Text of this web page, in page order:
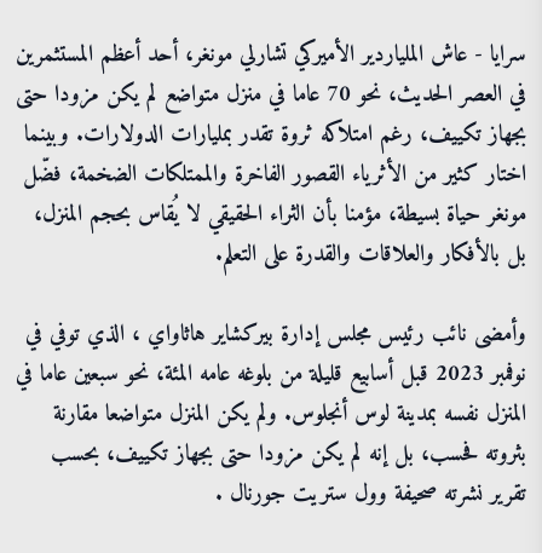
سرايا - عاش الملياردير الأميركي تشارلي مونغر، أحد أعظم المستثمرين
في العصر الحديث، نحو 70 عاما في منزل متواضع لم يكن مزودا حتى
بجهاز تكييف، رغم امتلاكه ثروة تقدر بمليارات الدولارات. وبينما
اختار كثير من الأثرياء القصور الفاخرة والممتلكات الضخمة، فضّل
مونغر حياة بسيطة، مؤمنا بأن الثراء الحقيقي لا يُقاس بحجم المنزل،
بل بالأفكار والعلاقات والقدرة على التعلم.
وأمضى نائب رئيس مجلس إدارة بيركشاير هاثاواي ، الذي توفي في
نوفمبر 2023 قبل أسابيع قليلة من بلوغه عامه المئة، نحو سبعين عاما في
المنزل نفسه بمدينة لوس أنجلوس. ولم يكن المنزل متواضعا مقارنة
بثروته فحسب، بل إنه لم يكن مزودا حتى بجهاز تكييف، بحسب
تقرير نشرته صحيفة وول ستريت جورنال .